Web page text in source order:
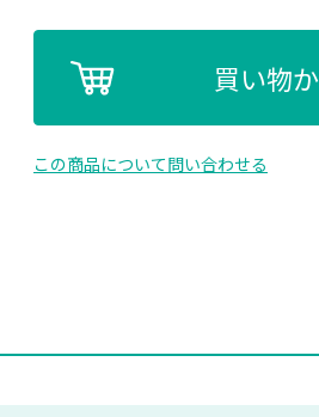
買い物
この商品について問い合わせる